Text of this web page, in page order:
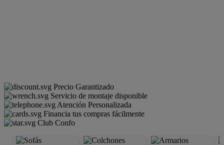
Precio Garantizado
Servicio de montaje disponible
Atención Personalizada
Financia tus compras fácilmente
Club Confo